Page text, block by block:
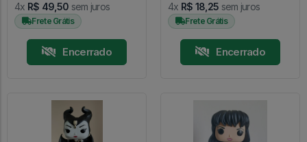
4x R$ 49,50 sem juros
Frete Grátis
Encerrado
4x R$ 18,25 sem juros
Frete Grátis
Encerrado